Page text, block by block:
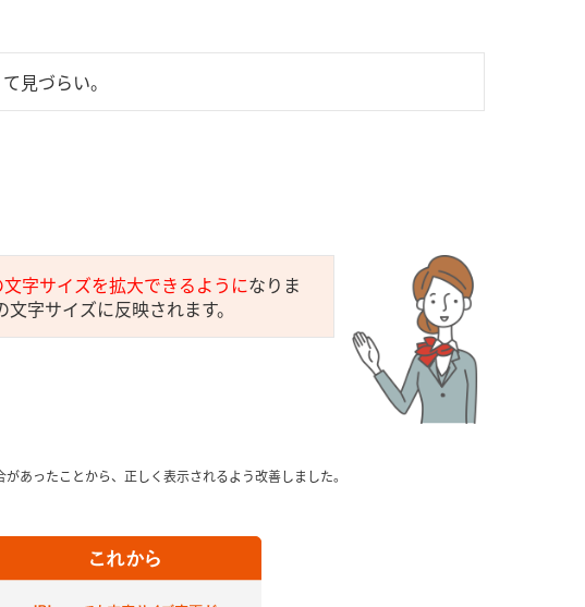
見づらい。
字サイズを拡大できるようになりま
字サイズに反映されます。
あったことから、正しく表示されるよう改善しました。